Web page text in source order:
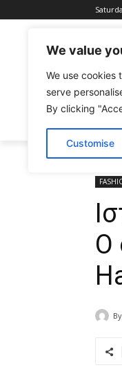
We value
We use cookies
serve
By clicking
Customise
Home
Ο
By